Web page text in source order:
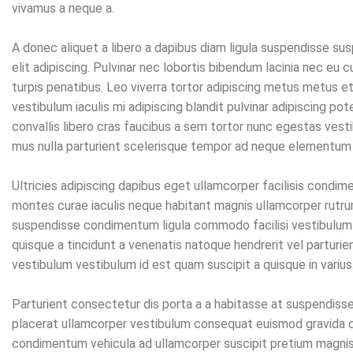
vivamus a neque a.
A donec aliquet a libero a dapibus diam ligula suspendisse
elit adipiscing. Pulvinar nec lobortis bibendum lacinia nec
turpis penatibus. Leo viverra tortor adipiscing metus metus
vestibulum iaculis mi adipiscing blandit pulvinar adipiscing
convallis libero cras faucibus a sem tortor nunc egestas
mus nulla parturient scelerisque tempor ad neque
Ultricies adipiscing dapibus eget ullamcorper facilisis
montes curae iaculis neque habitant magnis ullamcorper
suspendisse condimentum ligula commodo facilisi
quisque a tincidunt a venenatis natoque hendrerit vel
vestibulum vestibulum id est quam suscipit a quisque in varius.
Parturient consectetur dis porta a a habitasse at
placerat ullamcorper vestibulum consequat euismod gravida
condimentum vehicula ad ullamcorper suscipit pretium